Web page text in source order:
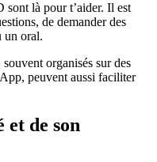
sont là pour t’aider. Il est
de demander des
un oral.
organisés sur des
peuvent aussi faciliter
et de son